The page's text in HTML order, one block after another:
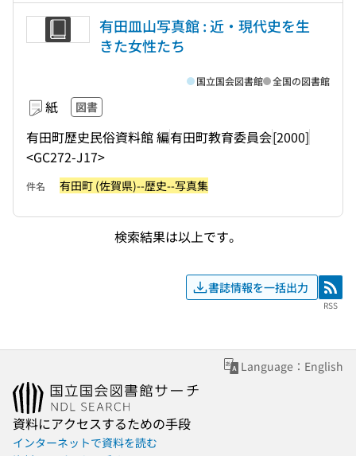
有田皿山写真館 : 近・現代史を生
きた女性たち
紙 図書
有田町歴史民俗資料館 編有田町教育委員会[2000]
<GC272-J17>
国立国会図書館 全国の図書館
件名 有田町 (佐賀県)--歴史--写真集
検索結果は以上です。
書誌情報を一括出力 RSS
RSS
Language：English
資料にアクセスするための手段
インターネットで資料を読む